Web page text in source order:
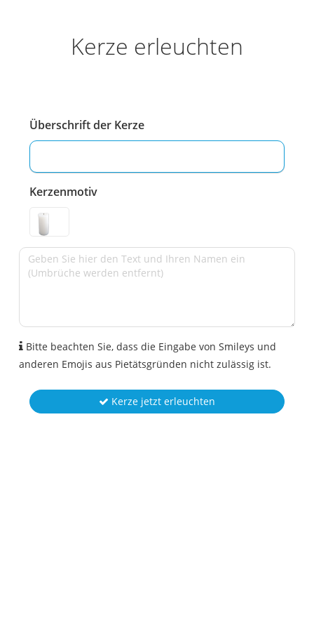
Kerze erleuchten
Überschrift der Kerze
Kerzenmotiv
Bitte beachten Sie, dass die Eingabe von Smileys und
anderen Emojis aus Pietätsgründen nicht zulässig ist.
Kerze jetzt erleuchten